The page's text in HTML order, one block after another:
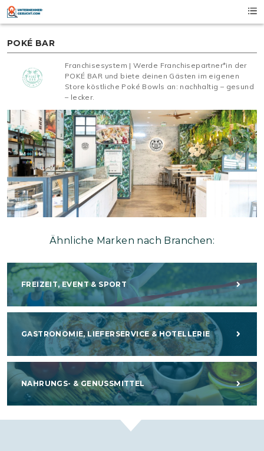
Skip
content
POKÉ BAR
Franchisesystem | Werde Franchisepartner*in der
POKÉ BAR und biete deinen Gästen im eigenen
Store köstliche Poké Bowls an: nachhaltig – gesund
– lecker.
Ähnliche Marken nach Branchen:
FREIZEIT, EVENT & SPORT
GASTRONOMIE, LIEFERSERVICE & HOTELLERIE
NAHRUNGS- & GENUSSMITTEL